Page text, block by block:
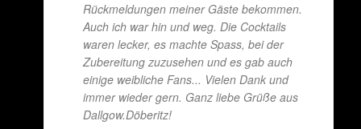
Rückmeldungen meiner Gäste bekommen.
Auch ich war hin und weg. Die Cocktails
waren lecker, es machte Spass, bei der
Zubereitung zuzusehen und es gab auch
einige weibliche Fans... Vielen Dank und
immer wieder gern. Ganz liebe Grüße aus
Dallgow.Döberitz!